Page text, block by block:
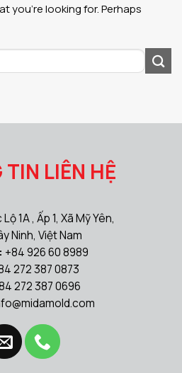
you’re looking for. Perhaps
LIÊN HỆ
1A , Ấp 1, Xã Mỹ Yên,
Ninh, Việt Nam
+84 926 60 8989
272 387 0873
272 387 0696